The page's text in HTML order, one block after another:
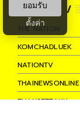
PARTNER
THE NATION
KOMCHADLUEK
NATIONTV
THAINEWSONLINE
THANSETTAKIJ
ยอมรับ
ตั้งค่า